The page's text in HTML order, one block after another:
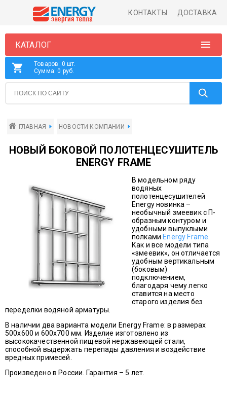
КОНТАКТЫ ДОСТАВКА
КАТАЛОГ
Товаров: 0 шт.
Сумма: 0 руб.
ГЛАВНАЯ НОВОСТИ КОМПАНИИ
НОВЫЙ БОКОВОЙ ПОЛОТЕНЦЕСУШИТЕЛЬ
ENERGY FRAME
В модельном ряду
водяных
полотенцесушителей
Energy новинка –
необычный змеевик с П-
образным контуром и
удобными выпуклыми
полками Energy Frame
Как и все модели типа
«змеевик», он отличается
удобным вертикальным
(боковым)
подключением,
благодаря чему легко
ставится на место
старого изделия без
переделки водяной арматуры.
В наличии два варианта модели Energy Frame: в размерах
500x600 и 600x700 мм. Изделие изготовлено из
высококачественной пищевой нержавеющей стали,
способной выдержать перепады давления и воздействие
вредных примесей.
Произведено в России. Гарантия – 5 лет.